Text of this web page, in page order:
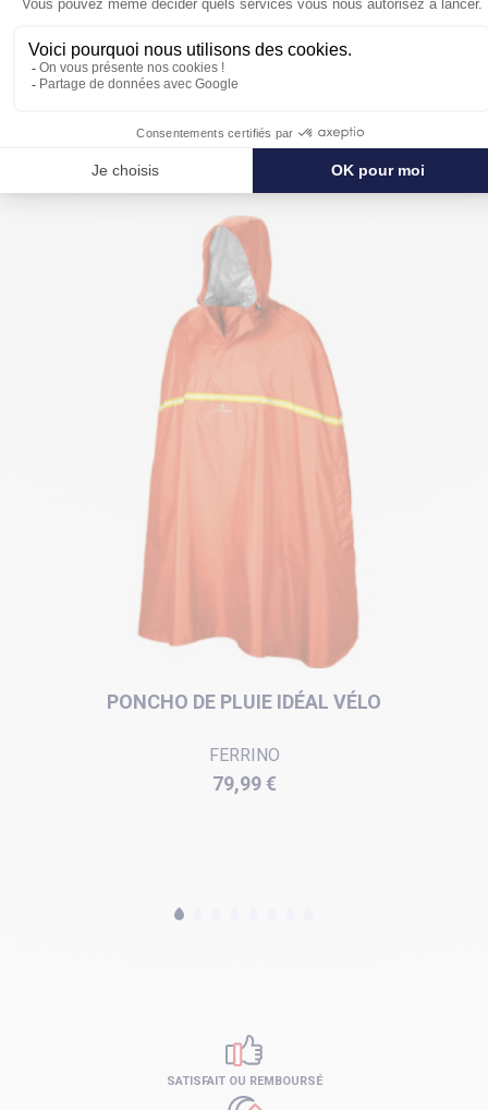
POUR SE PROTÉGER ENCORE PLUS
DE LA PLUIE
PONCHO DE PLUIE IDÉAL VÉLO
FERRINO
Prix
79,99 €
SATISFAIT OU REMBOURSÉ